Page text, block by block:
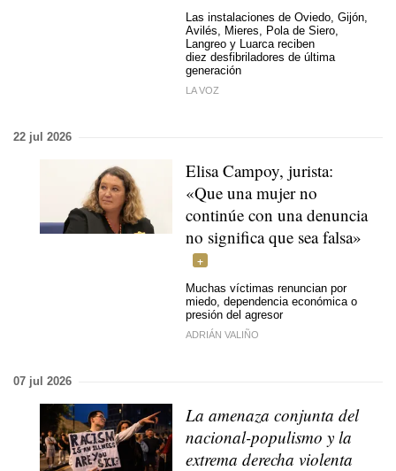
Las instalaciones de Oviedo, Gijón,
Avilés, Mieres, Pola de Siero,
Langreo y Luarca reciben
diez desfibriladores de última
generación
LA VOZ
22 jul 2026
Elisa Campoy, jurista:
«Que una mujer no
continúe con una denuncia
no significa que sea falsa»
Muchas víctimas renuncian por
miedo, dependencia económica o
presión del agresor
ADRIÁN VALIÑO
07 jul 2026
La amenaza conjunta del
nacional-populismo y la
extrema derecha violenta